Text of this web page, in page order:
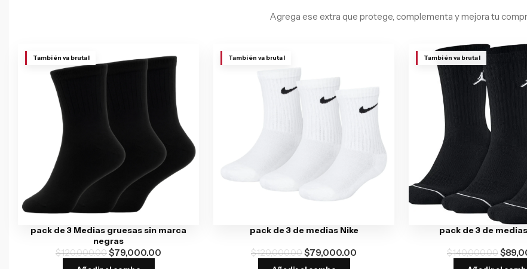
Agrega ese extra que protege, complementa y mejora tu
También va brutal
pack de 3 Medias gruesas sin marca
negras
$120,000.00$79,000.00
También va brutal
pack de 3 de medias Nike
$120,000.00$79,000.00
También va brutal
pack de 3 de
$140,000.00$